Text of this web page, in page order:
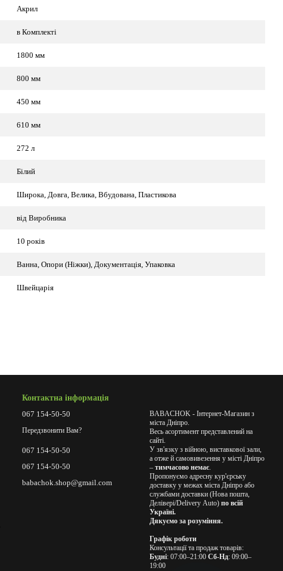
Акрил
в Комплекті
1800 мм
800 мм
450 мм
610 мм
272 л
Білий
Широка, Довга, Велика, Вбудована, Пластикова
від Виробника
10 років
Ванна, Опори (Ніжки), Документація, Упаковка
Швейцарія
Контактна інформація
067 154-50-50
Передзвонити Вам?
067 154-50-50
067 154-50-50
babachok.shop@gmail.com
BABACHOK - Інтернет-Магазин з
міста Дніпро.
Весь асортимент представлений на
сайті.
У зв'язку з війною, виставкової зали,
а отже й самовивезення у місті Дніпро
– тимчасово немає.
Пропонуємо адресну кур'єрську
доставку у межах міста Дніпро або
службами доставки (Нова пошта,
Делівері/Delivery Auto) по всій
Україні.
Дякуємо за розуміння.
Графік роботи
Консультації та продаж товарів:
Будні: 07:00–21:00 Сб-Нд: 09:00–
19:00